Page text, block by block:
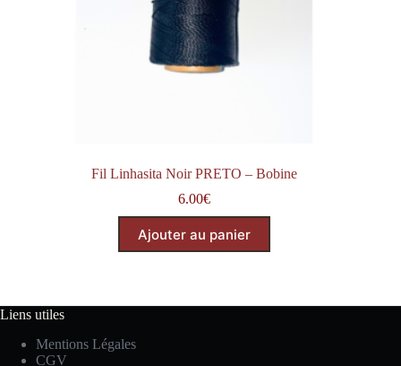
Fil Linhasita Noir PRETO – Bobine
6.00€
Ajouter au panier
Liens utiles
Mentions Légales
CGV